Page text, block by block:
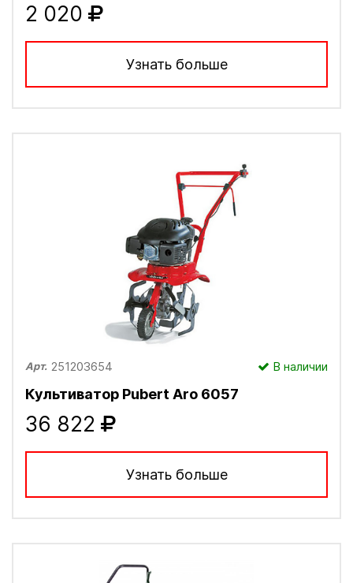
2 020
Узнать больше
Арт. 251203654 В наличии
Культиватор Pubert Aro 6057
36 822
Узнать больше